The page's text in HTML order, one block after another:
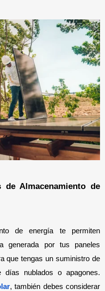
Almacenamiento de
de energía te permiten
generada por tus paneles
que tengas un suministro de
días nublados o apagones.
, también debes considerar